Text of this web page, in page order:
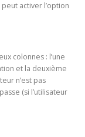
peut activer l’option
colonnes : l’une
et la deuxième
n’est pas
(si l’utilisateur